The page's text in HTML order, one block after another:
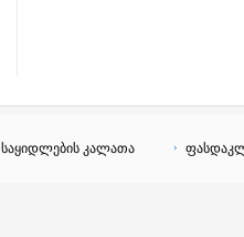
საყიდლების კალათა